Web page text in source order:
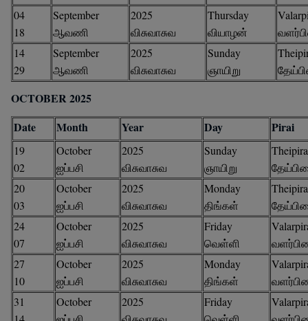
04
18
September
ஆவணி
2025
விசுவாசுவ
Thursday
வியாழன்
14
29
September
ஆவணி
2025
விசுவாசுவ
Sunday
ஞாயிறு
OCTOBER 2025
Date
Month Year Day Pirai
19
02
October
ஐப்பசி
2025
விசுவாசுவ
Sunday
ஞாயிறு
20
03
October
ஐப்பசி
2025
விசுவாசுவ
Monday
திங்கள்
24
07
October
ஐப்பசி
2025
விசுவாசுவ
Friday
வெள்ளி
27
10
October
ஐப்பசி
2025
விசுவாசுவ
Monday
திங்கள்
31
October
2025
Friday